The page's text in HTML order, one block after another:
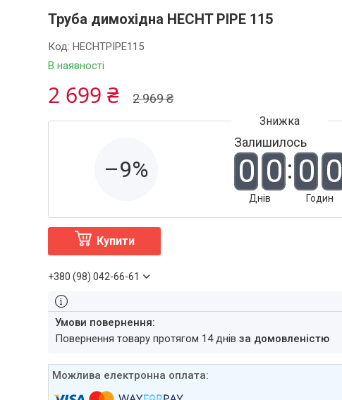
Труба димохідна HECHT PIPE 115
В наявності
Код:HECHTPIPE115
2 969 ₴
2 699 ₴
–9%
Залишилось
0 0
Днів
0 0
Годин
Купити
+380 (98) 042-66-61
повернення товару протягом 14 днівза домовленістю